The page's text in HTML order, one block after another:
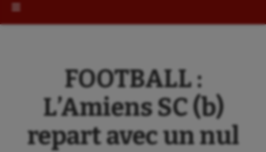
FOOTBALL :
L’Amiens SC (b)
repart avec un nul